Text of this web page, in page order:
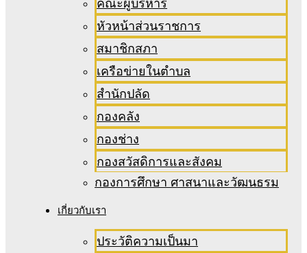
คณะผู้บริหาร
หัวหน้าส่วนราชการ
สมาชิกสภา
เครือข่ายในตำบล
สำนักปลัด
กองคลัง
กองช่าง
กองสวัสดิการและสังคม
กองการศึกษา ศาสนาและวัฒนธรม
เกี่ยวกับเรา
ประวัติความเป็นมา